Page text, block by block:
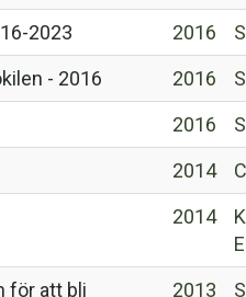
2023
2016
- 2016
2016
2016
2014
2014
för att bli
2013